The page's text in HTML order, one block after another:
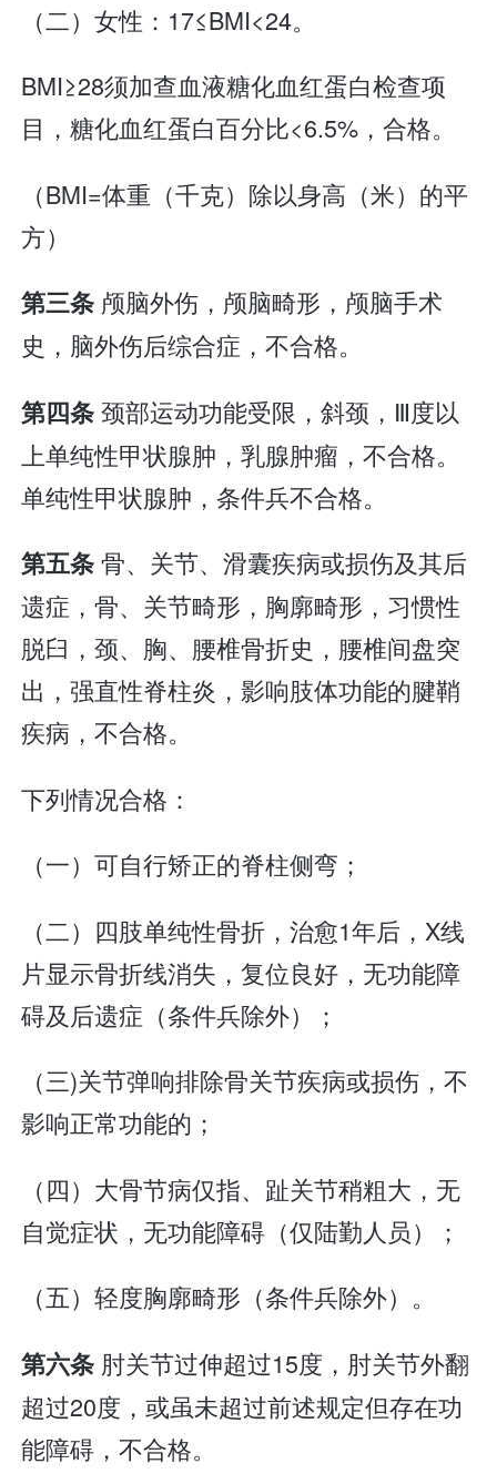
（二）女性：17≤BMI<24。
BMI≥28须加查血液糖化血红蛋白检查项
目，糖化血红蛋白百分比<6.5%，合格。
（BMI=体重（千克）除以身高（米）的平
方）
第三条 颅脑外伤，颅脑畸形，颅脑手术
史，脑外伤后综合症，不合格。
第四条颈部运动功能受限，斜颈，Ⅲ度以
上单纯性甲状腺肿，乳腺肿瘤，不合格。
单纯性甲状腺肿，条件兵不合格。
第五条骨、关节、滑囊疾病或损伤及其后
遗症，骨、关节畸形，胸廓畸形，习惯性
脱臼，颈、胸、腰椎骨折史，腰椎间盘突
出，强直性脊柱炎，影响肢体功能的腱鞘
疾病，不合格。
下列情况合格：
（一）可自行矫正的脊柱侧弯；
（二）四肢单纯性骨折，治愈1年后，X线
片显示骨折线消失，复位良好，无功能障
碍及后遗症（条件兵除外）；
（三)关节弹响排除骨关节疾病或损伤，不
影响正常功能的；
（四）大骨节病仅指、趾关节稍粗大，无
自觉症状，无功能障碍（仅陆勤人员）；
（五）轻度胸廓畸形（条件兵除外）。
第六条 肘关节过伸超过15度，肘关节外翻
超过20度，或虽未超过前述规定但存在功
能障碍，不合格。